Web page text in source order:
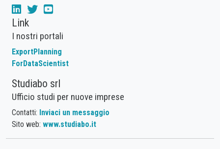
Link
I nostri portali
ExportPlanning
ForDataScientist
Studiabo srl
Ufficio studi per nuove imprese
Contatti: Inviaci un messaggio
Sito web: www.studiabo.it